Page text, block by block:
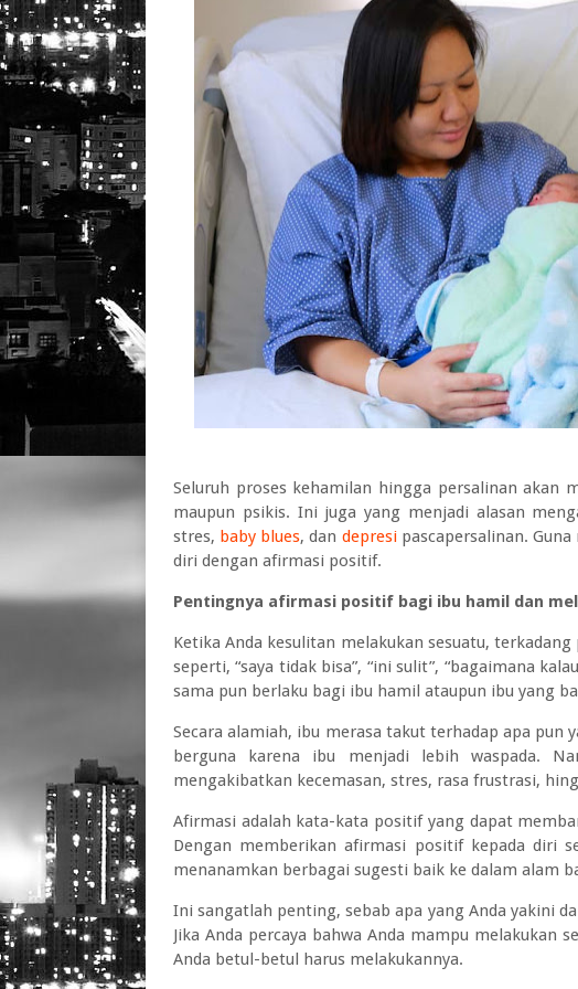
Seluruh proses kehamilan hingga persalinan akan
maupun psikis. Ini juga yang menjadi alasan
stres, baby blues, dan depresipascapersalinan.
diri dengan afirmasi positif.
Pentingnya afirmasi positif bagi ibu hamil dan
Ketika Anda kesulitan melakukan sesuatu,
seperti, “saya tidak bisa”, “ini sulit”, “bagaimana
sama pun berlaku bagi ibu hamil ataupun ibu yang
Secara alamiah, ibu merasa takut terhadap apa pun
berguna karena ibu menjadi lebih waspada.
mengakibatkan kecemasan, stres, rasa frustrasi,
Afirmasi adalah kata-kata positif yang dapat
Dengan memberikan afirmasi positif kepada diri
menanamkan berbagai sugesti baik ke dalam alam
Ini sangatlah penting, sebab apa yang Anda yakini
Jika Anda percaya bahwa Anda mampu melakukan
Anda betul-betul harus melakukannya.